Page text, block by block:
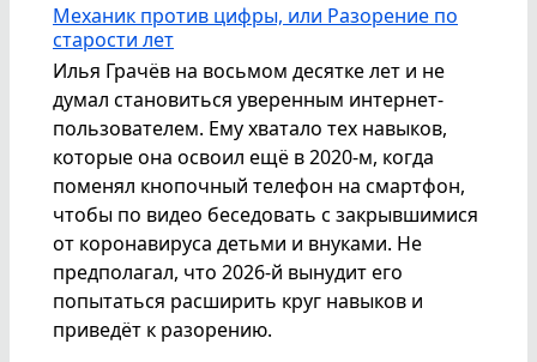
Механик против цифры, или Разорение по
старости лет
Илья Грачёв на восьмом десятке лет и не
думал становиться уверенным интернет-
пользователем. Ему хватало тех навыков,
которые она освоил ещё в 2020-м, когда
поменял кнопочный телефон на смартфон,
чтобы по видео беседовать с закрывшимися
от коронавируса детьми и внуками. Не
предполагал, что 2026-й вынудит его
попытаться расширить круг навыков и
приведёт к разорению.